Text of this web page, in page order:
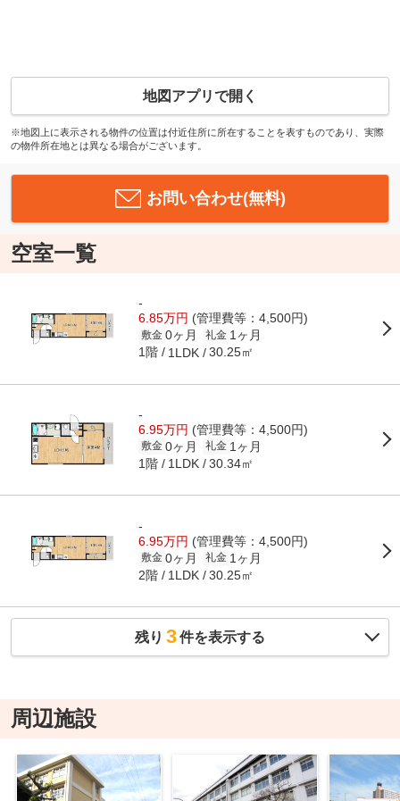
地図アプリで開く
※地図上に表示される物件の位置は付近住所に所在することを表すものであり、実際
の物件所在地とは異なる場合がございます。
お問い合わせ(無料)
空室一覧
-
6.85万円 (管理費等：4,500円)
敷金 0ヶ月 礼金 1ヶ月
1階 1LDK 30.25㎡
-
6.95万円 (管理費等：4,500円)
敷金 0ヶ月 礼金 1ヶ月
1階 1LDK 30.34㎡
-
6.95万円 (管理費等：4,500円)
敷金 0ヶ月 礼金 1ヶ月
2階 1LDK 30.25㎡
残り 3件を表示する
周辺施設